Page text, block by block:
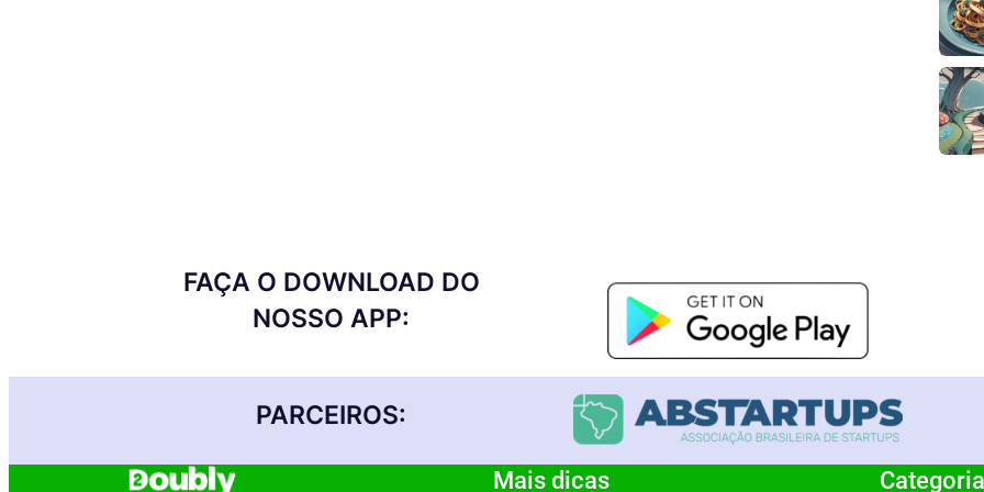
FAÇA O DOWNLOAD DO
NOSSO APP:
PARCEIROS:
Mais dicas